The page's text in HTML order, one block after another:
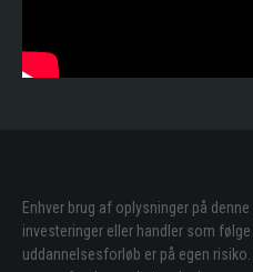
Enhver brug af oplysninger på
investeringer eller handler som
uddannelsesforløb er på egen